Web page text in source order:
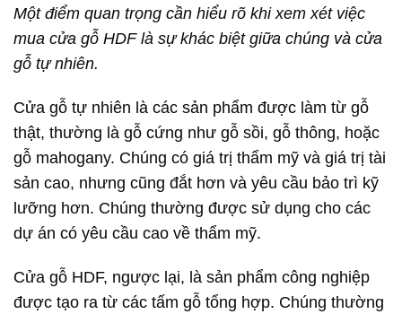
Một điểm quan trọng cần hiểu rõ khi xem xét việc
mua cửa gỗ HDF là sự khác biệt giữa chúng và cửa
gỗ tự nhiên.
Cửa gỗ tự nhiên là các sản phẩm được làm từ gỗ
thật, thường là gỗ cứng như gỗ sồi, gỗ thông, hoặc
gỗ mahogany. Chúng có giá trị thẩm mỹ và giá trị tài
sản cao, nhưng cũng đắt hơn và yêu cầu bảo trì kỹ
lưỡng hơn. Chúng thường được sử dụng cho các
dự án có yêu cầu cao về thẩm mỹ.
Cửa gỗ HDF, ngược lại, là sản phẩm công nghiệp
được tạo ra từ các tấm gỗ tổng hợp. Chúng thường